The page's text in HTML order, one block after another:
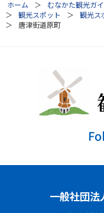
ホーム むなかた観光ガ
観光スポット
観光ス
唐津街道原町
一般社団法